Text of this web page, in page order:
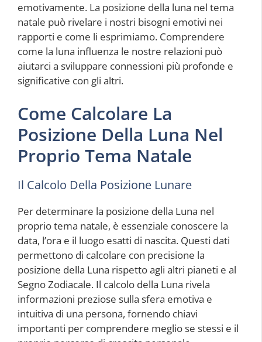
emotivamente. La posizione della luna nel tema
natale può rivelare i nostri bisogni emotivi nei
rapporti e come li esprimiamo. Comprendere
come la luna influenza le nostre relazioni può
aiutarci a sviluppare connessioni più profonde e
significative con gli altri.
Come Calcolare La
Posizione Della Luna Nel
Proprio Tema Natale
Il Calcolo Della Posizione Lunare
Per determinare la posizione della Luna nel
proprio tema natale, è essenziale conoscere la
data, l’ora e il luogo esatti di nascita. Questi dati
permettono di calcolare con precisione la
posizione della Luna rispetto agli altri pianeti e al
Segno Zodiacale. Il calcolo della Luna rivela
informazioni preziose sulla sfera emotiva e
intuitiva di una persona, fornendo chiavi
importanti per comprendere meglio se stessi e il